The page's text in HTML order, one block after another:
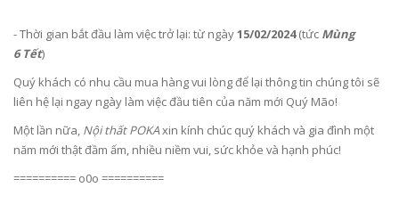
- Thời gian bắt đầu làm việc trở lại: từ ngày15/02/2024(tức Mùng
6 Tết)
Quý khách có nhu cầu mua hàng vui lòng để lại thông tin chúng tôi sẽ
liên hệ lại ngay ngày làm việc đầu tiên của năm mới Quý Mão!
Một lần nữa, Nội thất POKAxin kính chúc quý khách và gia đình một
năm mới thật đầm ấm, nhiều niềm vui, sức khỏe và hạnh phúc!
========== o0o ==========